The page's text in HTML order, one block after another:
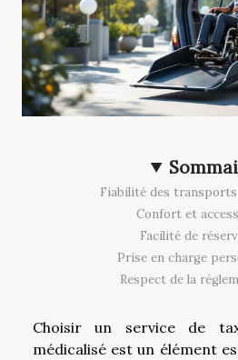
Fiabilité des transports
Confort et
Facilité de
Prise en charge
Respect de la
Choisir un service de
médicalisé est un élément